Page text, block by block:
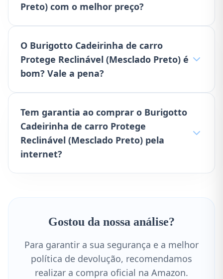
Preto) com o melhor preço?
O Burigotto Cadeirinha de carro
Protege Reclinável (Mesclado Preto) é
bom? Vale a pena?
Tem garantia ao comprar o Burigotto
Cadeirinha de carro Protege
Reclinável (Mesclado Preto) pela
internet?
Gostou da nossa análise?
Para garantir a sua segurança e a melhor
política de devolução, recomendamos
realizar a compra oficial na Amazon.